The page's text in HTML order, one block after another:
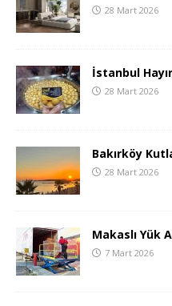
28 Mart 2026
İstanbul
28 Mart 2026
Bakırköy
28 Mart 2026
Makaslı Yük
7 Mart 2026